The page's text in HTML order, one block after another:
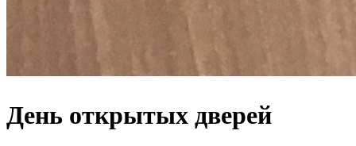
День открытых дверей